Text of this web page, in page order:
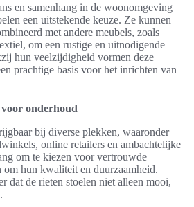
en samenhang in de woonomgeving
een uitstekende keuze. Ze kunnen
met andere meubels, zoals
om een rustige en uitnodigende
hun veelzijdigheid vormen deze
prachtige basis voor het inrichten van
onderhoud
bij diverse plekken, waaronder
online retailers en ambachtelijke
om te kiezen voor vertrouwde
om hun kwaliteit en duurzaamheid.
dat de rieten stoelen niet alleen mooi,